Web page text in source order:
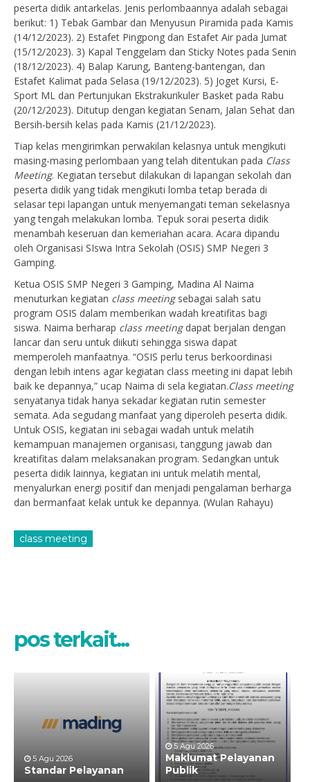
peserta didik antarkelas. Jenis perlombaannya adalah sebagai
berikut: 1) Tebak Gambar dan Menyusun Piramida pada Kamis
(14/12/2023). 2) Estafet Pingpong dan Estafet Air pada Jumat
(15/12/2023). 3) Kapal Tenggelam dan Sticky Notes pada Senin
(18/12/2023). 4) Balap Karung, Banteng-bantengan, dan
Estafet Kalimat pada Selasa (19/12/2023). 5) Joget Kursi, E-
Sport ML dan Pertunjukan Ekstrakurikuler Basket pada Rabu
(20/12/2023). Ditutup dengan kegiatan Senam, Jalan Sehat dan
Bersih-bersih kelas pada Kamis (21/12/2023).
Tiap kelas mengirimkan perwakilan kelasnya untuk mengikuti
masing-masing perlombaan yang telah ditentukan pada Class
Meeting. Kegiatan tersebut dilakukan di lapangan sekolah dan
peserta didik yang tidak mengikuti lomba tetap berada di
selasar tepi lapangan untuk menyemangati teman sekelasnya
yang tengah melakukan lomba. Tepuk sorai peserta didik
menambah keseruan dan kemeriahan acara. Acara dipandu
oleh Organisasi SIswa Intra Sekolah (OSIS) SMP Negeri 3
Gamping.
Ketua OSIS SMP Negeri 3 Gamping, Madina Al Naima
menuturkan kegiatan class meetingsebagai salah satu
program OSIS dalam memberikan wadah kreatifitas bagi
siswa. Naima berharap class meetingdapat berjalan dengan
lancar dan seru untuk diikuti sehingga siswa dapat
memperoleh manfaatnya. “OSIS perlu terus berkoordinasi
dengan lebih intens agar kegiatan class meeting ini dapat lebih
baik ke depannya,” ucap Naima di sela kegiatan.Class meeting
senyatanya tidak hanya sekadar kegiatan rutin semester
semata. Ada segudang manfaat yang diperoleh peserta didik.
Untuk OSIS, kegiatan ini sebagai wadah untuk melatih
kemampuan manajemen organisasi, tanggung jawab dan
kreatifitas dalam melaksanakan program. Sedangkan untuk
peserta didik lainnya, kegiatan ini untuk melatih mental,
menyalurkan energi positif dan menjadi pengalaman berharga
dan bermanfaat kelak untuk ke depannya. (Wulan Rahayu)
class meeting
pos terkait...
5 Agu 2026
Standar Pelayanan
5 Agu 2026
Maklumat Pelayanan
Publik